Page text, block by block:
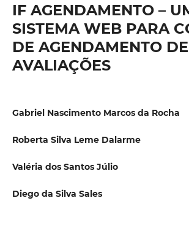
IF AGENDAMENTO –
SISTEMA WEB PARA
DE AGENDAMENTO DE
AVALIAÇÕES
Gabriel Nascimento Marcos da Rocha
Roberta Silva Leme Dalarme
Valéria dos Santos Júlio
Diego da Silva Sales